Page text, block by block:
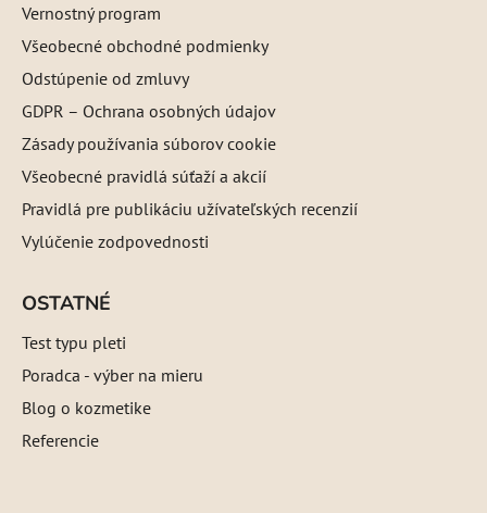
Vernostný program
Všeobecné obchodné podmienky
Odstúpenie od zmluvy
GDPR – Ochrana osobných údajov
Zásady používania súborov cookie
Všeobecné pravidlá súťaží a akcií
Pravidlá pre publikáciu užívateľských recenzií
Vylúčenie zodpovednosti
OSTATNÉ
Test typu pleti
Poradca - výber na mieru
Blog o kozmetike
Referencie